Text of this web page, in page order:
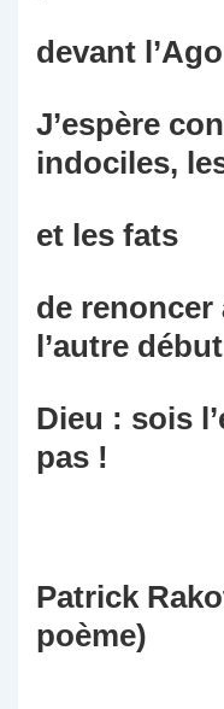
devant
J’espère
indociles,
et les fats
de renoncer
l’autre
Dieu : sois
pas !
Patrick
poème)